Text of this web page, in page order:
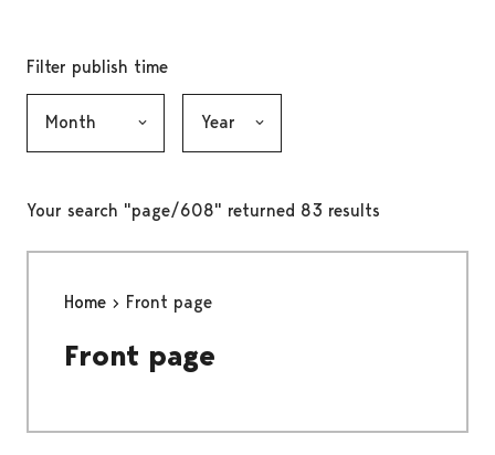
Filter publish time
Your search "page/608" returned 83 results
Home Front page
Front page